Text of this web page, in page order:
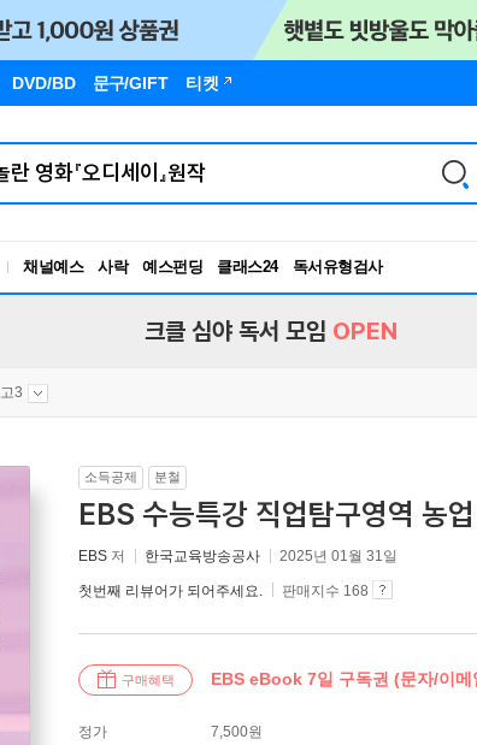
DVD/BD 문구/GIFT 티켓
채널예스 사락 예스펀딩 클래스24
독서유형검사
RBTI Lab
크클 심야 독서 모임 OPEN
고3
소득공제 분철
EBS 수능특강 직업탐구영역 농
EBS 저 한국교육방송공사 2025년 01월 31일
첫번째 리뷰어가 되어주세요. 판매지수 168
구매혜택 EBS eBook 7일 구독권 (문자/이메
정가 7,500원